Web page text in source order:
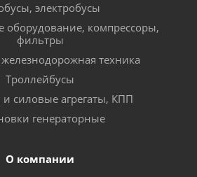
электробусы
компрессоры,
фильтры
техника
Троллейбусы
и силовые агрегаты, КПП
генераторные
О компании